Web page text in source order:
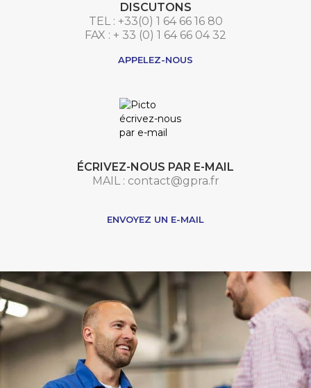
DISCUTONS
TEL : +33(0) 1 64 66 16 80
FAX : + 33 (0) 1 64 66 04 32
APPELEZ-NOUS
ÉCRIVEZ-NOUS PAR E-MAIL
MAIL : contact@gpra.fr
ENVOYEZ UN E-MAIL